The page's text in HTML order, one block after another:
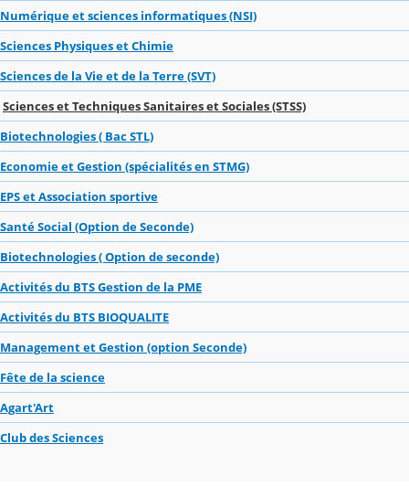
Numérique et sciences informatiques (NSI)
Sciences Physiques et Chimie
Sciences de la Vie et de la Terre (SVT)
Sciences et Techniques Sanitaires et Sociales (STSS)
Biotechnologies ( Bac STL)
Economie et Gestion (spécialités en STMG)
EPS et Association sportive
Santé Social (Option de Seconde)
Biotechnologies ( Option de seconde)
Activités du BTS Gestion de la PME
Activités du BTS BIOQUALITE
Management et Gestion (option Seconde)
Fête de la science
Agart'Art
Club des Sciences